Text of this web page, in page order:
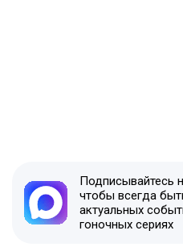
Подписывайтесь
чтобы всегда
актуальных
гоночных сериях